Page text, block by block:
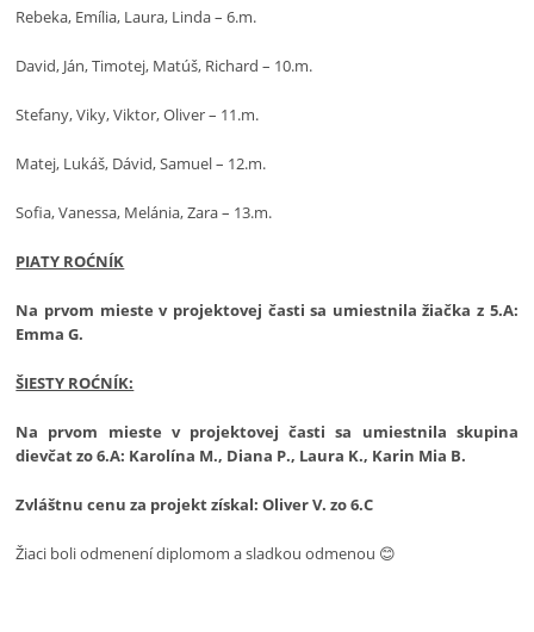
Rebeka, Emília, Laura, Linda – 6.m.
David, Ján, Timotej, Matúš, Richard – 10.m.
Stefany, Viky, Viktor, Oliver – 11.m.
Matej, Lukáš, Dávid, Samuel – 12.m.
Sofia, Vanessa, Melánia, Zara – 13.m.
PIATY ROĆNÍK
Na prvom mieste v projektovej časti sa umiestnila žiačka z 5.A:
Emma G.
ŠIESTY ROĆNÍK:
Na prvom mieste v projektovej časti sa umiestnila skupina
dievčat zo 6.A: Karolína M., Diana P., Laura K., Karin Mia B.
Zvláštnu cenu za projekt získal: Oliver V. zo 6.C
Žiaci boli odmenení diplomom a sladkou odmenou 😊